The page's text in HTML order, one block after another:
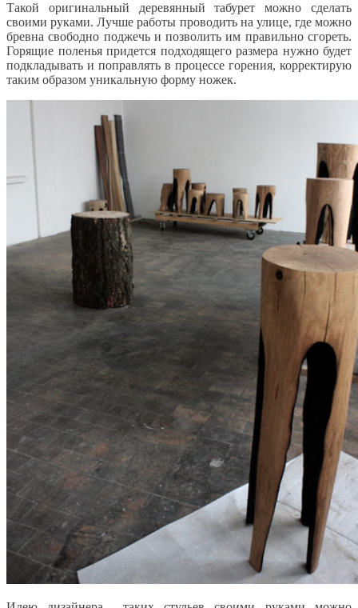
Такой оригинальный деревянный табурет можно сделать
своими руками. Лучше работы проводить на улице, где можно
бревна свободно поджечь и позволить им правильно сгореть.
Горящие поленья придется подходящего размера нужно будет
подкладывать и поправлять в процессе горения, корректирую
таким образом уникальную форму ножек.